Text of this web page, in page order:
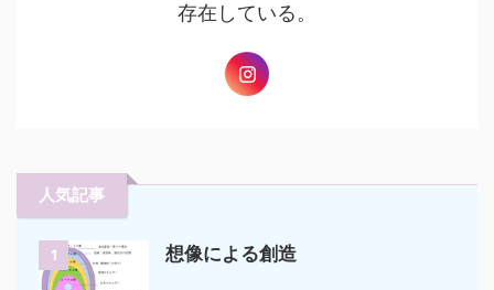
存在している。
人気記事
1 想像による創造